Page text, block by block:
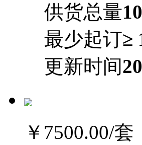
供货总量
最少起订≥
更新时间
￥7500.00/套